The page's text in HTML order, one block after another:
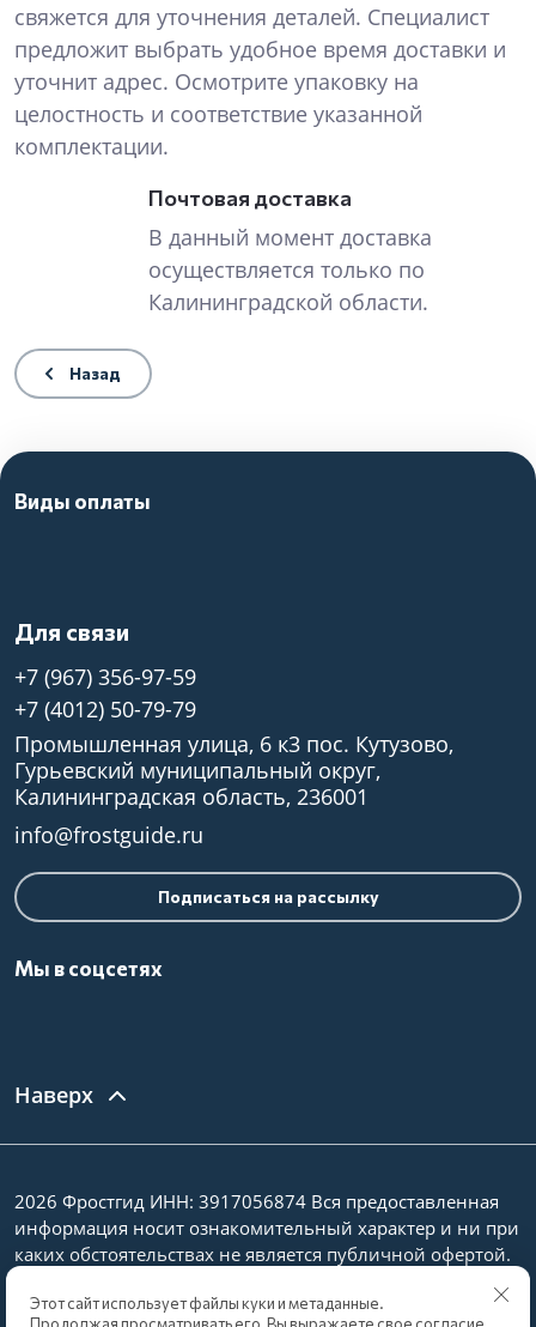
свяжется для уточнения деталей. Специалист
предложит выбрать удобное время доставки и
уточнит адрес. Осмотрите упаковку на
целостность и соответствие указанной
комплектации.
Почтовая доставка
В данный момент доставка
осуществляется только по
Калининградской области.
Назад
Для связи
+7 (967) 356-97-59
+7 (4012) 50-79-79
Промышленная улица, 6 к3 пос. Кутузово,
Гурьевский муниципальный округ,
Калининградская область, 236001
info@frostguide.ru
Подписаться на рассылку
Мы в соцсетях
Виды оплаты
Наверх
2026 Фростгид ИНН: 3917056874 Вся предоставленная
информация носит ознакомительный характер и ни при
каких обстоятельствах не является публичной офертой.
Этот сайт использует файлы куки и метаданные.